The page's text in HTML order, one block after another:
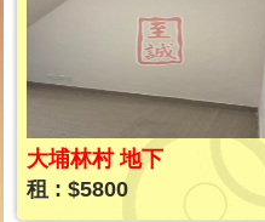
大埔林村 地下
租 : $5800